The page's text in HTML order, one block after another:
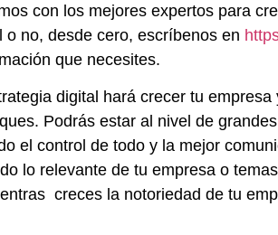
con los mejores expertos para
o no, desde cero, escríbenos en
que necesites.
digital hará crecer tu
Podrás estar al nivel de
el control de todo y la mejor
lo relevante de tu empresa o
creces la notoriedad de tu